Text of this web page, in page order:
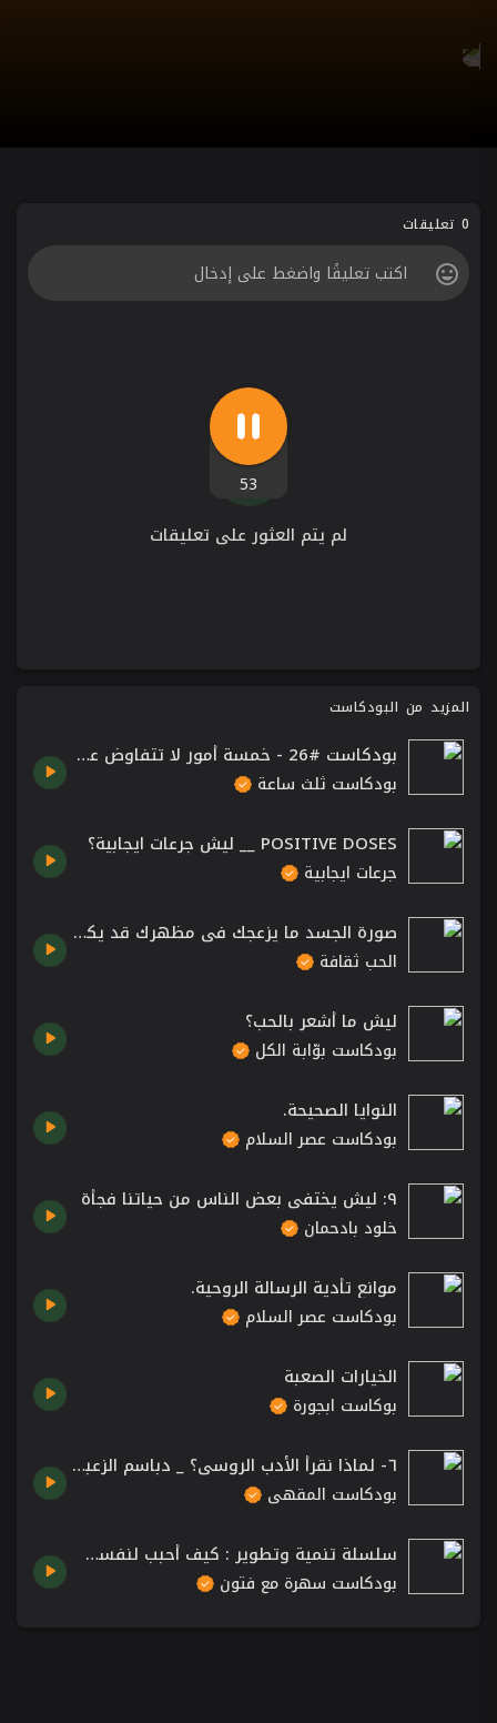
53
0 تعليقات
لم يتم العثور على تعليقات
المزيد من البودكاست
بودكاست #26 - خمسة أمور لا تتفاوض عليها في حياتك
بودكاست ثلث ساعة
POSITIVE DOSES __ ليش جرعات ايجابية؟
جرعات ايجابية
صورة الجسد ما يزعجك في مظهرك قد يكون متوهماً.
الحب ثقافة
ليش ما أشعر بالحب؟
بودكاست بوّابة الكل
النوايا الصحيحة.
بودكاست عصر السلام
٩: ليش يختفي بعض الناس من حياتنا فجأة
خلود بادحمان
موانع تأدية الرسالة الروحية.
بودكاست عصر السلام
الخيارات الصعبة
بوكاست ابجورة
٦- لماذا نقرأ الأدب الروسي؟ _ دباسم الزعبي.
بودكاست المقهى
سلسلة تنمية وتطوير : كيف أحبب لنفسي القراءة ؟
بودكاست سهرة مع فتون